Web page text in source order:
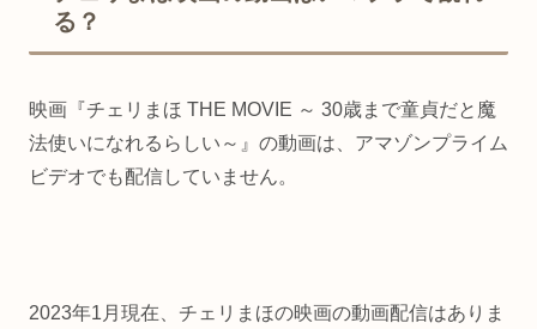
る？
映画『チェリまほ THE MOVIE ～ 30歳まで童貞だと魔
法使いになれるらしい～』の動画は、アマゾンプライム
ビデオでも配信していません。
2023年1月現在、チェリまほの映画の動画配信はありま